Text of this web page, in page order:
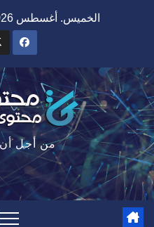
الخميس. أغسطس 6th, 2026
من أجل أن